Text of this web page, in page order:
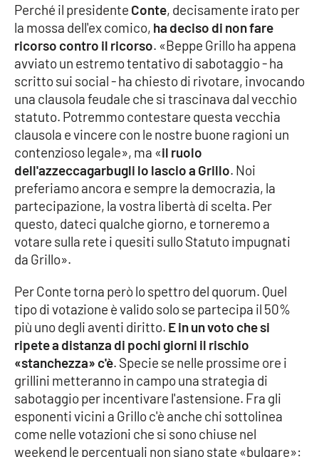
Sport
RUBRICHE
Good Morning Vietnam
Parchi Marini Calabria
Leggendo Alvaro insieme
Imprese Di Calabria
Le perfidie di Antonella Grippo
Venti di comunicazione
STREAMING
LaC TV
LaC Network
Perché il presidente Conte, decisamente irato per
la mossa dell'ex comico, ha deciso di non fare
ricorso contro il ricorso. «Beppe Grillo ha appena
avviato un estremo tentativo di sabotaggio - ha
scritto sui social - ha chiesto di rivotare, invocando
una clausola feudale che si trascinava dal vecchio
statuto. Potremmo contestare questa vecchia
clausola e vincere con le nostre buone ragioni un
contenzioso legale», ma «il ruolo
dell'azzeccagarbugli lo lascio a Grillo. Noi
preferiamo ancora e sempre la democrazia, la
partecipazione, la vostra libertà di scelta. Per
questo, dateci qualche giorno, e torneremo a
votare sulla rete i quesiti sullo Statuto impugnati
da Grillo».
Per Conte torna però lo spettro del quorum. Quel
tipo di votazione è valido solo se partecipa il 50%
più uno degli aventi diritto. E in un voto che si
ripete a distanza di pochi giorni il rischio
«stanchezza» c'è. Specie se nelle prossime ore i
grillini metteranno in campo una strategia di
sabotaggio per incentivare l'astensione. Fra gli
esponenti vicini a Grillo c'è anche chi sottolinea
come nelle votazioni che si sono chiuse nel
weekend le percentuali non siano state «bulgare»: